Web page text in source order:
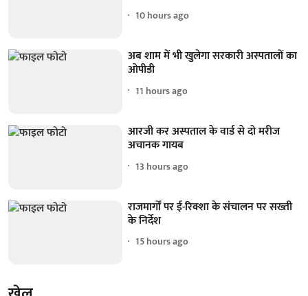
10 hours ago
अब शाम में भी खुलेगा सरकारी अस्पतालों का
ओपीडी
11 hours ago
आरजी कर अस्पताल के वार्ड से दो मरीज
अचानक गायब
13 hours ago
राजमार्गों पर ई-रिक्शा के संचालन पर सख्ती
के निर्देश
15 hours ago